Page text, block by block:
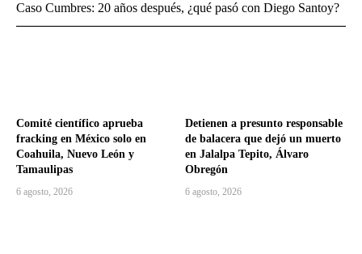
Comité científico aprueba
fracking en México solo en
Coahuila, Nuevo León y
Tamaulipas
6 agosto, 2026
Detienen a presunto responsable
de balacera que dejó un muerto
en Jalalpa Tepito, Álvaro
Obregón
6 agosto, 2026
Caso Cumbres: 20 años después, ¿qué pasó con Diego Santoy?